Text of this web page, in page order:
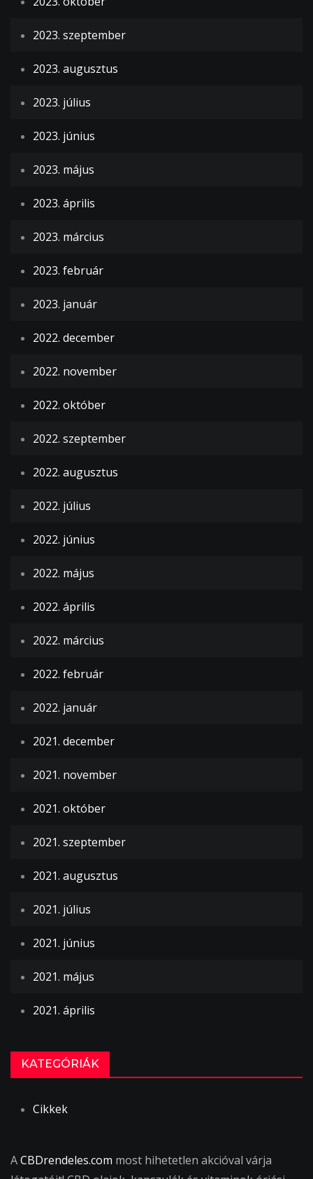
2023. szeptember
2023. augusztus
2023. július
2023. június
2023. május
2023. április
2023. március
2023. február
2023. január
2022. december
2022. november
2022. október
2022. szeptember
2022. augusztus
2022. július
2022. június
2022. május
2022. április
2022. március
2022. február
2022. január
2021. december
2021. november
2021. október
2021. szeptember
2021. augusztus
2021. július
2021. június
2021. május
2021. április
KATEGÓRIÁK
Cikkek
ACBDrendeles.com most hihetetlen akcióval várja